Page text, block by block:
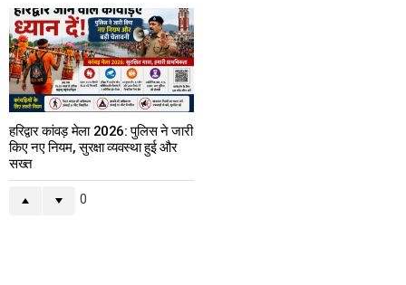
हरिद्वार कांवड़ मेला 2026: पुलिस ने जारी
किए नए नियम, सुरक्षा व्यवस्था हुई और
सख्त
0